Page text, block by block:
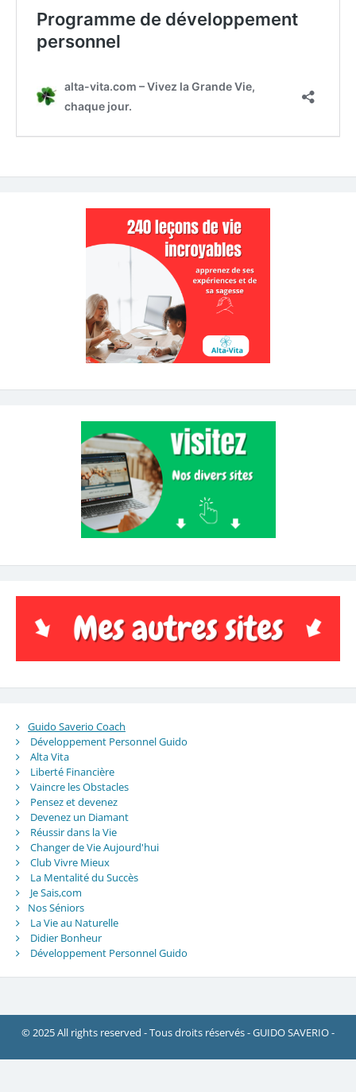
Guido Saverio Coach
Développement Personnel Guido
Alta Vita
Liberté Financière
Vaincre les Obstacles
Pensez et devenez
Devenez un Diamant
Réussir dans la Vie
Changer de Vie Aujourd'hui
Club Vivre Mieux
La Mentalité du Succès
Je Sais,com
Nos Séniors
La Vie au Naturelle
Didier Bonheur
Développement Personnel Guido
© 2025 All rights reserved - Tous droits réservés - GUIDO SAVERIO -